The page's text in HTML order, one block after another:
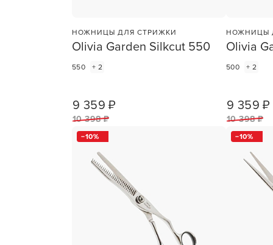
НОЖНИЦЫ ДЛЯ СТРИЖКИ
Olivia Garden Silkcut 550
550 + 2
9 359 ₽
10 398 ₽
НОЖНИЦЫ
Olivia
500 + 2
9 359 ₽
10 398 ₽
10 10